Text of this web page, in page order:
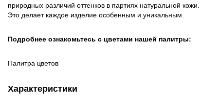
природных различий оттенков в партиях натуральной кожи.
Это делает каждое изделие особенным и уникальным.
Подробнее ознакомьтесь с цветами нашей палитры:
Палитра цветов
Характеристики